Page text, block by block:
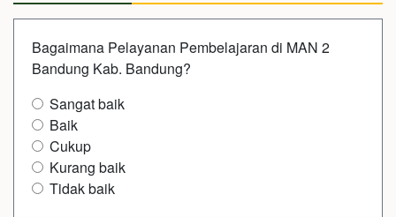
Bagaimana Pelayanan Pembelajaran di MAN 2
Bandung Kab. Bandung?
Sangat baik
Baik
Cukup
Kurang baik
Tidak baik